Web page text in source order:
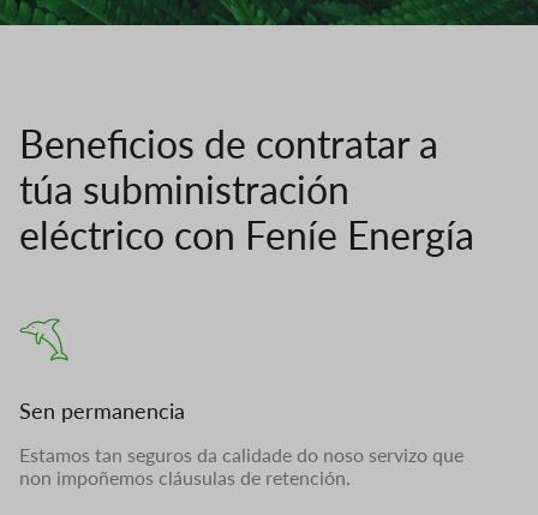
Beneficios de contratar a
túa subministración
eléctrico con Feníe Energía
Sen permanencia
Estamos tan seguros da calidade do noso servizo que
non impoñemos cláusulas de retención.